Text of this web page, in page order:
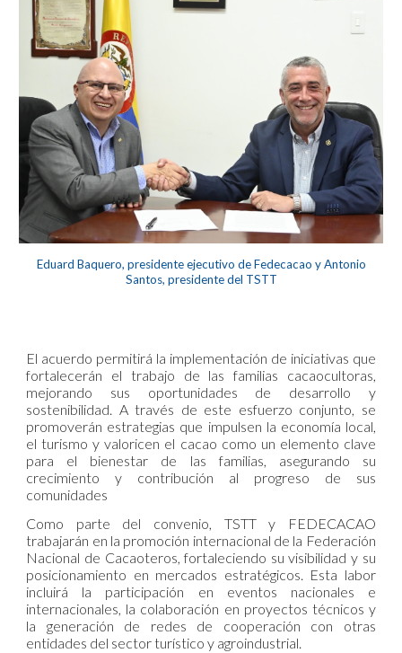
Eduard Baquero, presidente ejecutivo de Fedecacao y Antonio
Santos, presidente del TSTT
El acuerdo permitirá la implementación de iniciativas que
fortalecerán el trabajo de las familias cacaocultoras,
mejorando sus oportunidades de desarrollo y
sostenibilidad. A través de este esfuerzo conjunto, se
promoverán estrategias que impulsen la economía local,
el turismo y valoricen el cacao como un elemento clave
para el bienestar de las familias, asegurando su
crecimiento y contribución al progreso de sus
comunidades
Como parte del convenio, TSTT y FEDECACAO
trabajarán en la promoción internacional de la Federación
Nacional de Cacaoteros, fortaleciendo su visibilidad y su
posicionamiento en mercados estratégicos. Esta labor
incluirá la participación en eventos nacionales e
internacionales, la colaboración en proyectos técnicos y
la generación de redes de cooperación con otras
entidades del sector turístico y agroindustrial.